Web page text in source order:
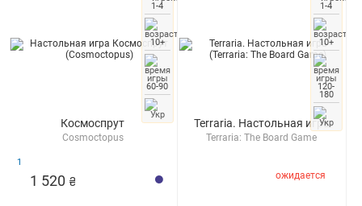
Космоспрут
Cosmoctopus
1-4
10+
60-90
1
1 520 ₴
Terraria. Настольная игра
Terraria: The Board Game
1-4
10+
120-
180
ожидается